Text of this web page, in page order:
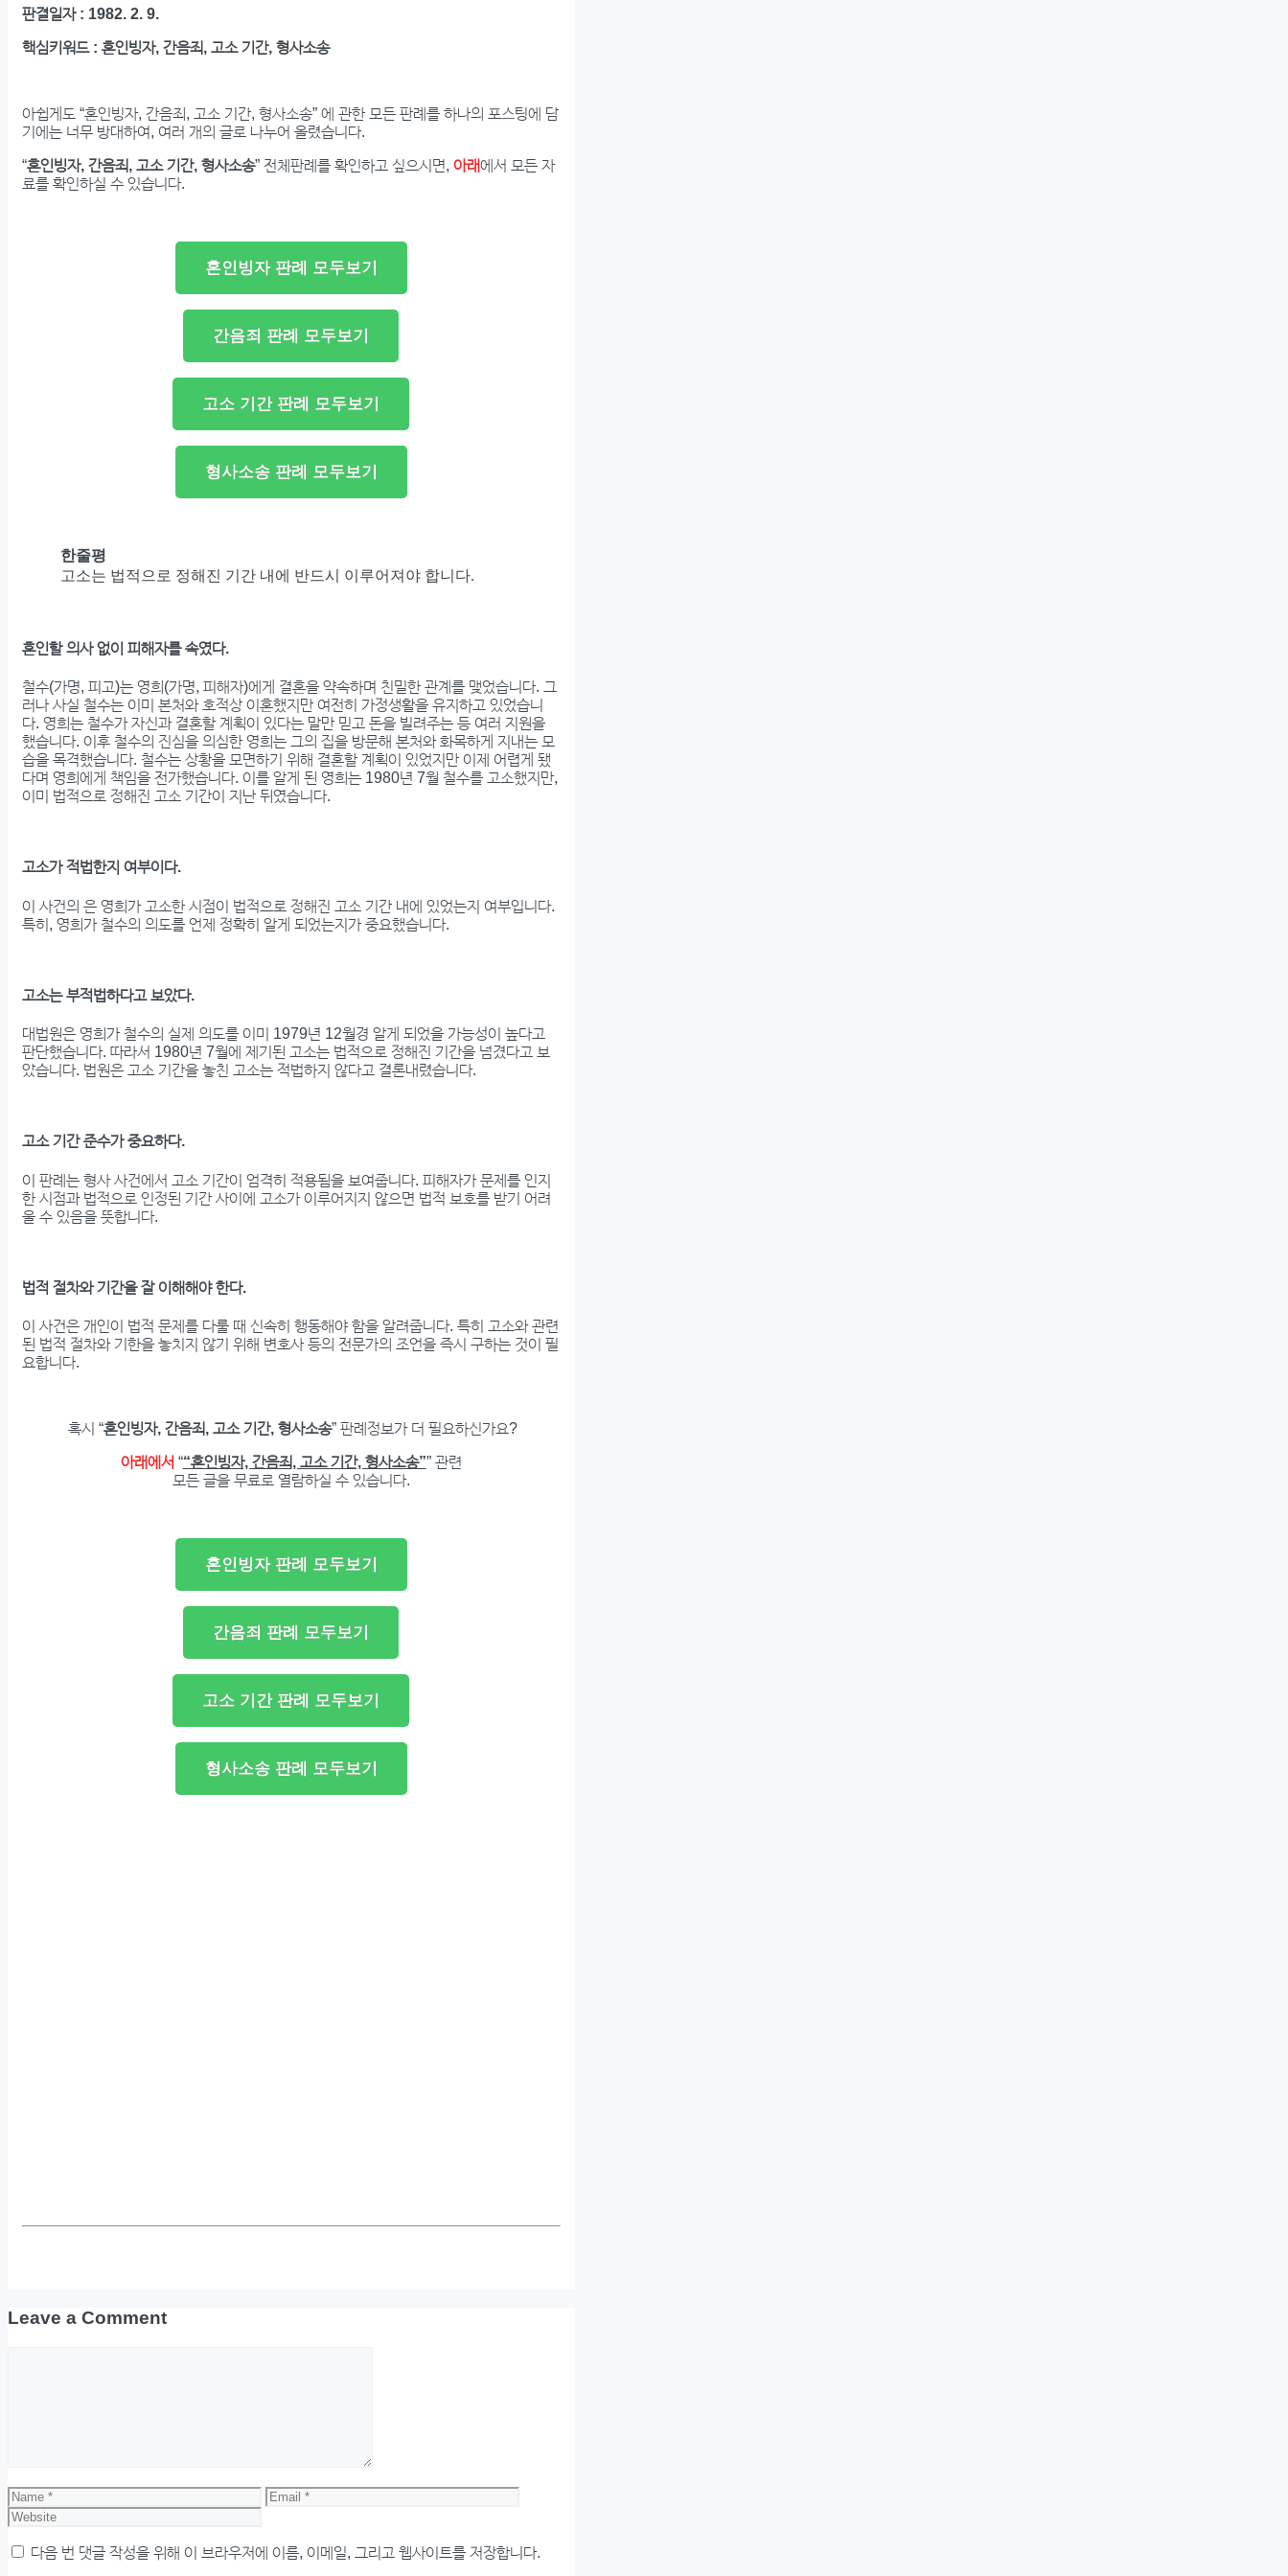
판결일자 : 1982. 2. 9.
핵심키워드 : 혼인빙자, 간음죄, 고소 기간, 형사소송
아쉽게도 “혼인빙자, 간음죄, 고소 기간, 형사소송” 에 관한 모든 판례를 하나의 포스팅에 담
기에는 너무 방대하여, 여러 개의 글로 나누어 올렸습니다.
“혼인빙자, 간음죄, 고소 기간, 형사소송” 전체판례를 확인하고 싶으시면, 아래에서 모든 자
료를 확인하실 수 있습니다.
혼인빙자 판례 모두보기
간음죄 판례 모두보기
고소 기간 판례 모두보기
형사소송 판례 모두보기
한줄평
고소는 법적으로 정해진 기간 내에 반드시 이루어져야 합니다.
혼인할 의사 없이 피해자를 속였다.
철수(가명, 피고)는 영희(가명, 피해자)에게 결혼을 약속하며 친밀한 관계를 맺었습니다. 그
러나 사실 철수는 이미 본처와 호적상 이혼했지만 여전히 가정생활을 유지하고 있었습니
다. 영희는 철수가 자신과 결혼할 계획이 있다는 말만 믿고 돈을 빌려주는 등 여러 지원을
했습니다. 이후 철수의 진심을 의심한 영희는 그의 집을 방문해 본처와 화목하게 지내는 모
습을 목격했습니다. 철수는 상황을 모면하기 위해 결혼할 계획이 있었지만 이제 어렵게 됐
다며 영희에게 책임을 전가했습니다. 이를 알게 된 영희는 1980년 7월 철수를 고소했지만,
이미 법적으로 정해진 고소 기간이 지난 뒤였습니다.
고소가 적법한지 여부이다.
이 사건의 은 영희가 고소한 시점이 법적으로 정해진 고소 기간 내에 있었는지 여부입니다.
특히, 영희가 철수의 의도를 언제 정확히 알게 되었는지가 중요했습니다.
고소는 부적법하다고 보았다.
대법원은 영희가 철수의 실제 의도를 이미 1979년 12월경 알게 되었을 가능성이 높다고
판단했습니다. 따라서 1980년 7월에 제기된 고소는 법적으로 정해진 기간을 넘겼다고 보
았습니다. 법원은 고소 기간을 놓친 고소는 적법하지 않다고 결론내렸습니다.
고소 기간 준수가 중요하다.
이 판례는 형사 사건에서 고소 기간이 엄격히 적용됨을 보여줍니다. 피해자가 문제를 인지
한 시점과 법적으로 인정된 기간 사이에 고소가 이루어지지 않으면 법적 보호를 받기 어려
울 수 있음을 뜻합니다.
법적 절차와 기간을 잘 이해해야 한다.
이 사건은 개인이 법적 문제를 다룰 때 신속히 행동해야 함을 알려줍니다. 특히 고소와 관련
된 법적 절차와 기한을 놓치지 않기 위해 변호사 등의 전문가의 조언을 즉시 구하는 것이 필
요합니다.
혹시 “혼인빙자, 간음죄, 고소 기간, 형사소송” 판례정보가 더 필요하신가요?
아래에서 ““혼인빙자, 간음죄, 고소 기간, 형사소송”” 관련
모든 글을 무료로 열람하실 수 있습니다.
혼인빙자 판례 모두보기
간음죄 판례 모두보기
고소 기간 판례 모두보기
형사소송 판례 모두보기
Leave a Comment
Name Email
다음 번 댓글 작성을 위해 이 브라우저에 이름, 이메일, 그리고 웹사이트를 저장합니다.